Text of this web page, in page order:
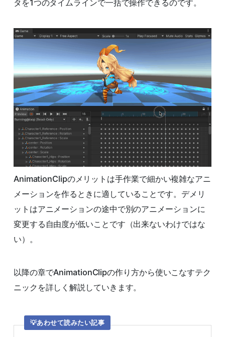
タを1つのタイムラインで一括で操作できるのです。
AnimationClipのメリットは手作業で細かい複雑なアニ
メーションを作るときに適していることです。デメリ
ットはアニメーションの途中で別のアニメーションに
変更する自由度が低いことです（出来ないわけではな
い）。
以降の章でAnimationClipの作り方から使いこなすテク
ニックを詳しく解説していきます。
あわせて読みたい記事